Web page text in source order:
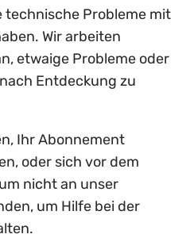
technische Probleme mit
Wir arbeiten
etwaige Probleme oder
Entdeckung zu
Ihr Abonnement
oder sich vor dem
nicht an unser
um Hilfe bei der